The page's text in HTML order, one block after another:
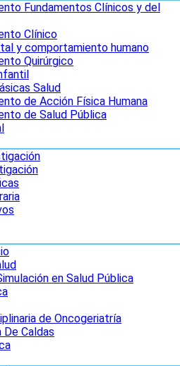
Fundamentos Clínicos y del
Clínico
y comportamiento humano
Quirúrgico
Salud
de Acción Física Humana
de Salud Pública
en Salud Pública
de Oncogeriatría
De Caldas